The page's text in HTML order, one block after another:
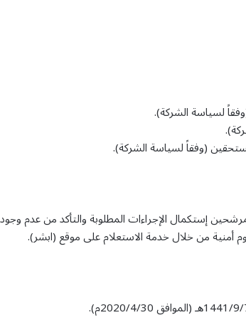
لسياسة الشركة).
(وفقاً لسياسة الشركة).
إستكمال الإجراءات المطلوبة والتأكد من عدم
أمنية من خلال خدمة الاستعلام على موقع (ابشر).